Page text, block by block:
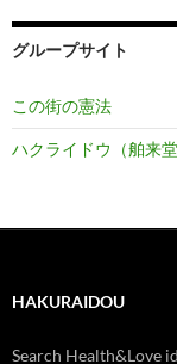
グループサイト
この街の憲法
ハクライドウ（舶来
HAKURAIDOU
Search Health&Love